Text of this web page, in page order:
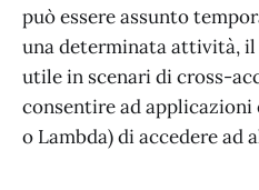
può essere assunto
una determinata attività,
utile in scenari di cross-
consentire ad applicazioni
o Lambda) di accedere ad